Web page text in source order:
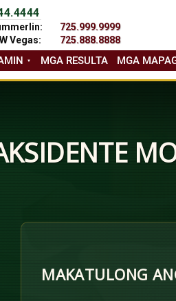
725.999.9999
Vegas:
725.888.8888
MGA RESULTA MGA
MAKATULONG